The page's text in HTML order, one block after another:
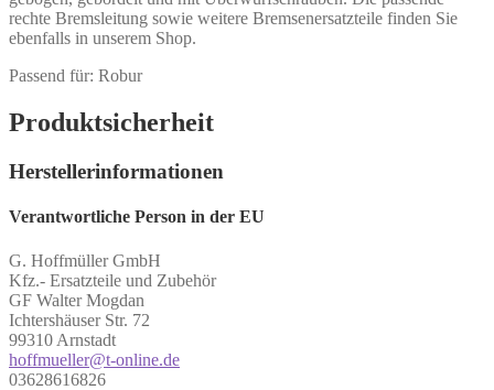
rechte Bremsleitung sowie weitere Bremsenersatzteile finden Sie
ebenfalls in unserem Shop.
Passend für: Robur
Produktsicherheit
Herstellerinformationen
Verantwortliche Person in der EU
G. Hoffmüller GmbH
Kfz.- Ersatzteile und Zubehör
GF Walter Mogdan
Ichtershäuser Str. 72
99310 Arnstadt
hoffmueller@t-online.de
03628616826